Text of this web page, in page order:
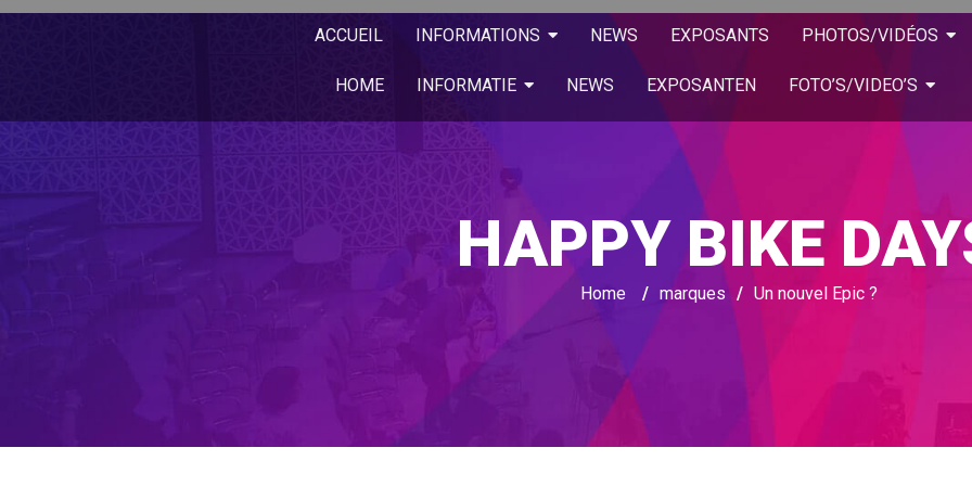
ACCUEIL INFORMATIONS NEWS EXPOSANTS PHOTOS/VIDÉOS
HOME INFORMATIE NEWS EXPOSANTEN FOTO’S/VIDEO’S
HAPPY BIKE
Home / marques / Un nouvel Epic ?